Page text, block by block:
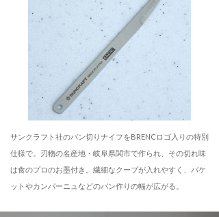
サンクラフト社のパン切りナイフをBRENCロゴ入りの特別
仕様で。刃物の名産地・岐阜県関市で作られ、その切れ味
は食のプロのお墨付き。繊細なクープが入れやすく、バケ
ットやカンパーニュなどのパン作りの幅が広がる。